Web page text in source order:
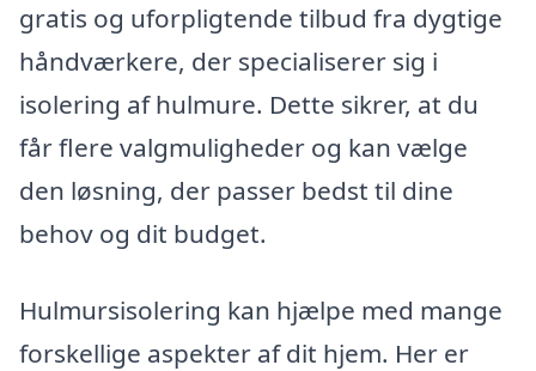
gratis og uforpligtende tilbud fra dygtige
håndværkere, der specialiserer sig i
isolering af hulmure. Dette sikrer, at du
får flere valgmuligheder og kan vælge
den løsning, der passer bedst til dine
behov og dit budget.
Hulmursisolering kan hjælpe med mange
forskellige aspekter af dit hjem. Her er